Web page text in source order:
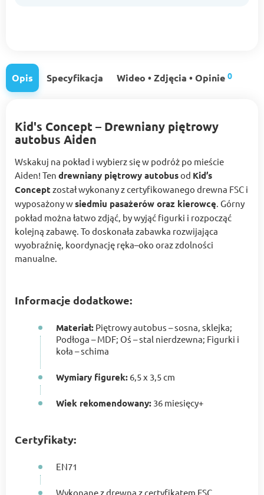
Opis Specyfikacja Wideo • Zdjęcia • Opinie 0
Kid's Concept – Drewniany piętrowy
autobus Aiden
Wskakuj na pokład i wybierz się w podróż po mieście
Aiden! Ten drewniany piętrowy autobusod Kid’s
Concept został wykonany z certyfikowanego drewna FSC i
wyposażony wsiedmiu pasażerów oraz kierowcę. Górny
pokład można łatwo zdjąć, by wyjąć figurki i rozpocząć
kolejną zabawę. To doskonała zabawka rozwijająca
wyobraźnię, koordynację ręka–oko oraz zdolności
manualne.
Informacje dodatkowe:
Materiał: Piętrowy autobus – sosna, sklejka;
Podłoga – MDF; Oś – stal nierdzewna; Figurki i
koła – schima
Wymiary figurek: 6,5 x 3,5 cm
Wiek rekomendowany: 36 miesięcy+
Certyfikaty:
EN71
Wykonane z drewna z certyfikatem FSC